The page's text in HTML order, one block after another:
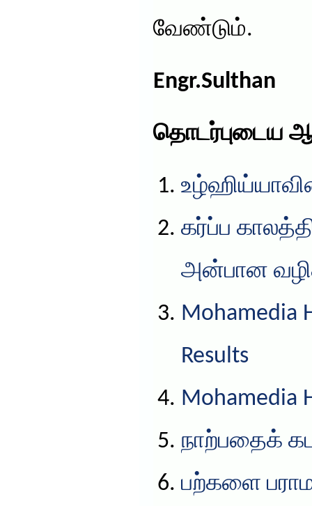
வேண்டும்.
Engr.Sulthan
தொடர்புடைய
கர்ப்ப
அன்பான
Mohamedia
Results
Mohamedia
நாற்பதைக்
பற்களை